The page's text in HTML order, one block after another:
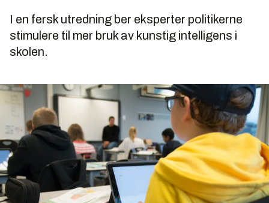
I en fersk utredning ber eksperter politikerne
stimulere til mer bruk av kunstig intelligens i
skolen.